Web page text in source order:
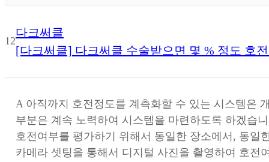
12
다크써클
[다크써클] 다크써클 수술받으면 몇 % 정도 호
A아직까지 호전정도를 계측화할 수 있는 시스템은
부분은 계속 노력하여 시스템을 마련하도록 하겠습
호전여부를 평가하기 위해서 동일한 장소에서, 동일
카메라 셋팅을 통해서 디지털 사진을 촬영하여 호전